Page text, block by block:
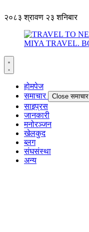
२०८३ श्रावण २३ शनिबार
होमपेज
समाचार
Close समाचार
साइप्रस
जानकारी
मनोरञ्जन
खेलकुद
ब्लग
संघसंस्था
अन्य